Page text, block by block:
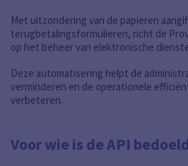
Met uitzondering van de papieren
terugbetalingsformulieren, richt de
op het beheer van elektronische
Deze automatisering helpt de
verminderen en de operationele
verbeteren.
Voor wie is de API